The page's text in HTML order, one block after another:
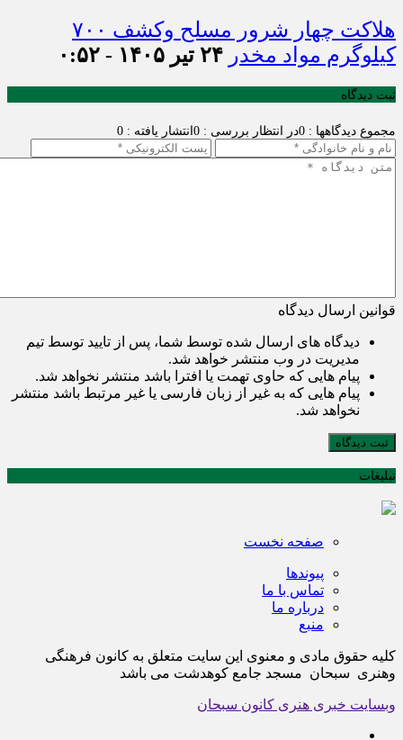
هلاکت چهار شرور مسلح وکشف ۷۰۰
کیلوگرم مواد مخدر ۲۴ تیر ۱۴۰۵ - ۰:۵۲
ثبت دیدگاه
مجموع دیدگاهها : 0 در انتظار بررسی : 0 انتشار یافته : 0
قوانین ارسال دیدگاه
دیدگاه های ارسال شده توسط شما، پس از تایید توسط تیم
مدیریت در وب منتشر خواهد شد.
پیام هایی که حاوی تهمت یا افترا باشد منتشر نخواهد شد.
پیام هایی که به غیر از زبان فارسی یا غیر مرتبط باشد منتشر
نخواهد شد.
ثبت دیدگاه
تبلیغات
صفحه نخست
پیوندها
تماس با ما
درباره ما
منبع
کلیه حقوق مادی و معنوی این سایت متعلق به کانون فرهنگی
وهنری سبحان مسجد جامع کوهدشت می باشد
وبسایت خبری هنری کانون سبحان